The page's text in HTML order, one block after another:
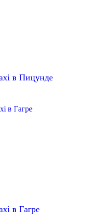
в Пицунде
в Гагре